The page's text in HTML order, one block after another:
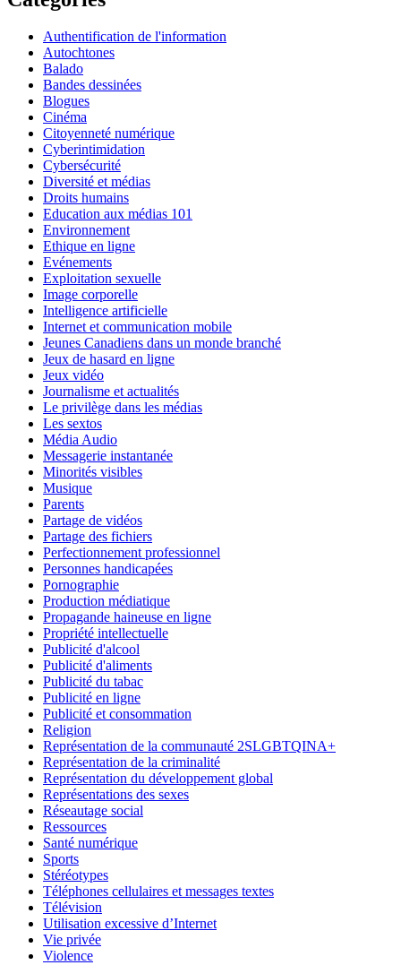
Authentification de l'information
Autochtones
Balado
Bandes dessinées
Blogues
Cinéma
Citoyenneté numérique
Cyberintimidation
Cybersécurité
Diversité et médias
Droits humains
Education aux médias 101
Environnement
Ethique en ligne
Evénements
Exploitation sexuelle
Image corporelle
Intelligence artificielle
Internet et communication mobile
Jeunes Canadiens dans un monde branché
Jeux de hasard en ligne
Jeux vidéo
Journalisme et actualités
Le privilège dans les médias
Les sextos
Média Audio
Messagerie instantanée
Minorités visibles
Musique
Parents
Partage de vidéos
Partage des fichiers
Perfectionnement professionnel
Personnes handicapées
Pornographie
Production médiatique
Propagande haineuse en ligne
Propriété intellectuelle
Publicité d'alcool
Publicité d'aliments
Publicité du tabac
Publicité en ligne
Publicité et consommation
Religion
Représentation de la communauté 2SLGBTQINA+
Représentation de la criminalité
Représentation du développement global
Représentations des sexes
Réseautage social
Ressources
Santé numérique
Sports
Stéréotypes
Téléphones cellulaires et messages textes
Télévision
Utilisation excessive d’Internet
Vie privée
Violence